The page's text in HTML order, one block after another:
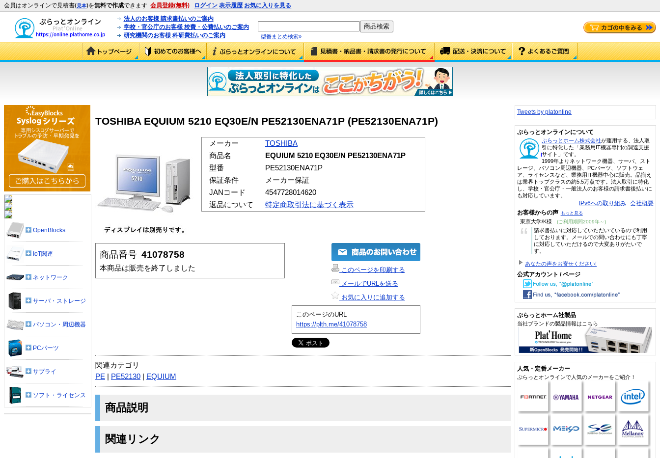
会員はオンラインで見積書(見本)を無料で作成できます 会員登録(無料) ログイン 表示履歴 お気に入りを見る
法人のお客様 請求書払いのご案内
学校・官公庁のお客様 校費・公費払いのご案内
研究機関のお客様 科研費払いのご案内
型番まとめ検索»
TOSHIBA EQUIUM 5210 EQ30E/N PE52130ENA71P (PE52130ENA71P)
メーカー
TOSHIBA
商品名
EQUIUM 5210 EQ30E/N PE52130ENA71P
型番
PE52130ENA71P
保証条件
メーカー保証
JANコード
4547728014620
返品について
特定商取引法に基づく表示
商品番号 41078758
本商品は販売を終了しました
このページを印刷する
メールでURLを送る
お気に入りに追加する
このページのURL
https://plth.me/41078758
関連カテゴリ
PE
PE52130 EQUIUM
商品説明
関連リンク
OpenBlocks
IoT関連
ネットワーク
サーバ・ストレージ
パソコン・周辺機器
PCパーツ
サプライ
ソフト・ライセンス
Tweets by platonline
ぷらっとオンラインについて
ぷらっとホーム株式会社が運用する、法人取
引に特化した「業務用IT機器専門の調達支援
サイト」です。
1999年よりネットワーク機器、サーバ、スト
レージ、パソコン周辺機器、PCパーツ、ソフトウェ
ア、ライセンスなど、業務用IT機器中心に販売。品揃え
は業界トップクラスの約5.5万点です。法人取引に特化
し、学校・官公庁・一般法人のお客様の請求書後払いに
も対応しています。
IPv6への取り組み 会社概要
お客様からの声 もっと見る
東京大学/K様 (ご利用期間2009年～)
“
請求書払いに対応していただいているので利用
しております。メールでの問い合わせにも丁寧
に対応していただけるので大変ありがたいで
す。
あなたの声をお寄せください!
公式アカウント / ページ
ぷらっとホーム社製品
当社ブランドの製品情報はこちら
人気・定番メーカー
ぷらっとオンラインで人気のメーカーをご紹介！